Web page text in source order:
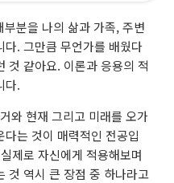
분을 나의 삶과 가족, 주변
다. 그만큼 무언가를 배웠다
것 같아요. 이론과 응용의 적
다.
와 현재 그리고 미래를 오가
는 것이 매력적인 전공입
제로 자신에게 적용해보며
것 역시 큰 장점 중 하나라고